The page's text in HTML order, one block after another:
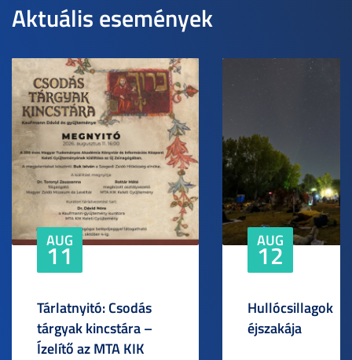
Aktuális események
AUG
11
Tárlatnyitó: Csodás
tárgyak kincstára –
Ízelítő az MTA KIK
AUG
12
Hullócsillagok
éjszakája